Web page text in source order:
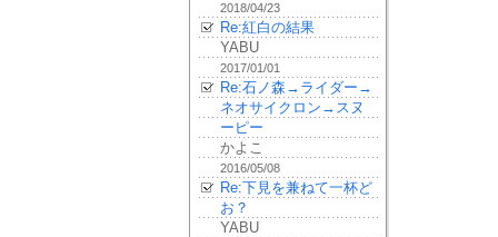
2018/04/23
Re:紅白の結果
YABU
2017/01/01
Re:石ノ森→ライダー→
ネオサイクロン→スヌ
ーピー
かよこ
2016/05/08
Re:下見を兼ねて一杯ど
お？
YABU